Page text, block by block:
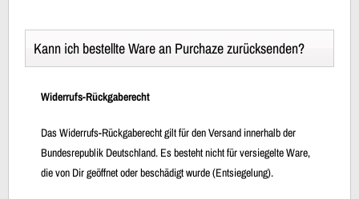
Kann ich bestellte Ware an Purchaze zurücksenden?
Widerrufs-Rückgaberecht
Das Widerrufs-Rückgaberecht gilt für den Versand innerhalb der
Bundesrepublik Deutschland. Es besteht nicht für versiegelte Ware,
die von Dir geöffnet oder beschädigt wurde (Entsiegelung).